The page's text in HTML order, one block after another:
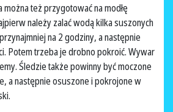
też przygotować na modłę
należy zalać wodą kilka suszonych
na 2 godziny, a następnie
Potem trzeba je drobno pokroić. Wywar
Śledzie także powinny być moczone
a następnie osuszone i pokrojone w